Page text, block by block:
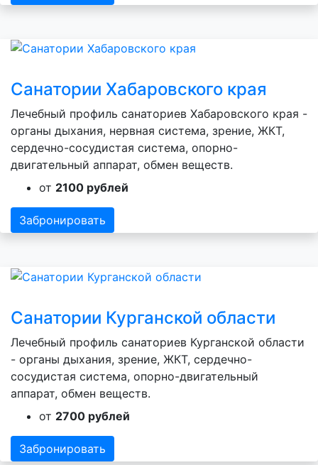
Санатории Хабаровского края
Лечебный профиль санаториев Хабаровского края -
органы дыхания, нервная система, зрение, ЖКТ,
сердечно-сосудистая система, опорно-
двигательный аппарат, обмен веществ.
от 2100 рублей
Забронировать
Санатории Курганской области
Лечебный профиль санаториев Курганской области
- органы дыхания, зрение, ЖКТ, сердечно-
сосудистая система, опорно-двигательный
аппарат, обмен веществ.
от 2700 рублей
Забронировать